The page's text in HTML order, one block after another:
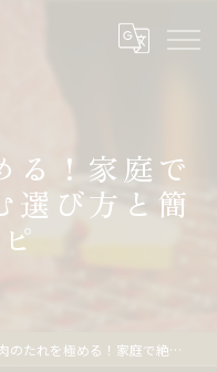
る！家庭で
選び方と簡
れを極める！家庭で絶品焼肉を楽しむ選び方と簡単レシピ